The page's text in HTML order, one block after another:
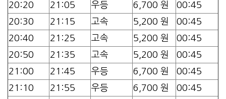
20:20
21:05 우등 6,700 원
00:45
20:30
21:15 고속 5,200 원
00:45
20:40
21:25 고속 5,200 원
00:45
20:50
21:35 고속 5,200 원
00:45
21:00
21:45 우등 6,700 원
00:45
21:10
21:55 우등 6,700 원
00:45